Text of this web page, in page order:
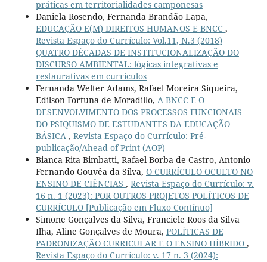
práticas em territorialidades camponesas
Daniela Rosendo, Fernanda Brandão Lapa,
EDUCAÇÃO E(M) DIREITOS HUMANOS E BNCC ,
Revista Espaço do Currículo: Vol.11, N.3 (2018)
QUATRO DÉCADAS DE INSTITUCIONALIZAÇÃO DO
DISCURSO AMBIENTAL: lógicas integrativas e
restaurativas em currículos
Fernanda Welter Adams, Rafael Moreira Siqueira,
Edilson Fortuna de Moradillo, A BNCC E O
DESENVOLVIMENTO DOS PROCESSOS FUNCIONAIS
DO PSIQUISMO DE ESTUDANTES DA EDUCAÇÃO
BÁSICA , Revista Espaço do Currículo: Pré-
publicação/Ahead of Print (AOP)
Bianca Rita Bimbatti, Rafael Borba de Castro, Antonio
Fernando Gouvêa da Silva, O CURRÍCULO OCULTO NO
ENSINO DE CIÊNCIAS , Revista Espaço do Currículo: v.
16 n. 1 (2023): POR OUTROS PROJETOS POLÍTICOS DE
CURRÍCULO [Publicação em Fluxo Contínuo]
Simone Gonçalves da Silva, Franciele Roos da Silva
Ilha, Aline Gonçalves de Moura, POLÍTICAS DE
PADRONIZAÇÃO CURRICULAR E O ENSINO HÍBRIDO ,
Revista Espaço do Currículo: v. 17 n. 3 (2024):